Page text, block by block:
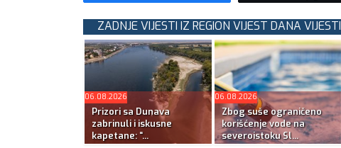
ZADNJE VIJESTI IZ REGION VIJEST DANA VIJESTI
06.08.2026
Prizori sa Dunava
zabrinuli i iskusne
kapetane: “...
06.08.2026
Zbog suše ograničeno
korišćenje vode na
severoistoku Sl...